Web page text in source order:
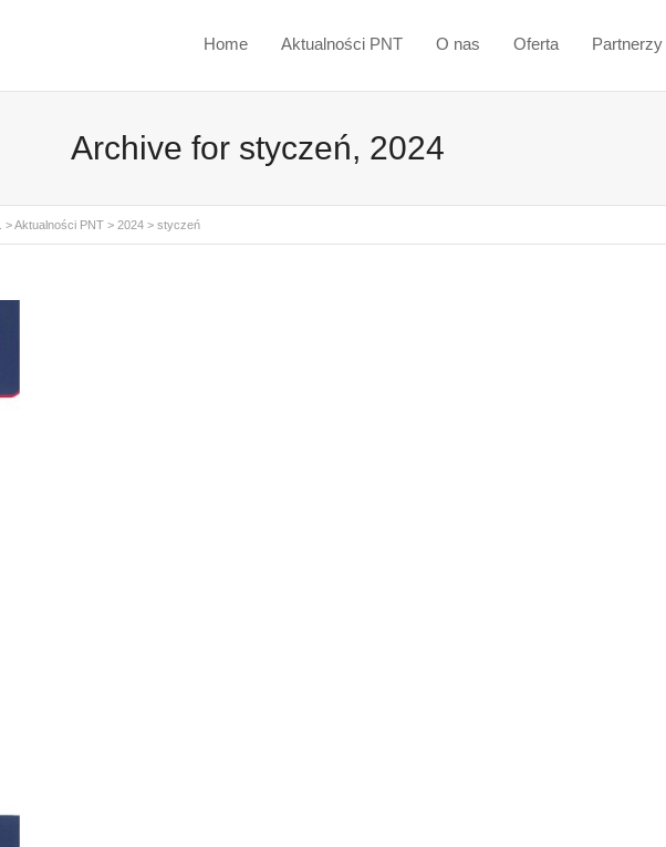
Home Aktualności PNT O nas Oferta Partnerzy
Archive for styczeń, 2024
>Aktualności PNT > 2024 > styczeń